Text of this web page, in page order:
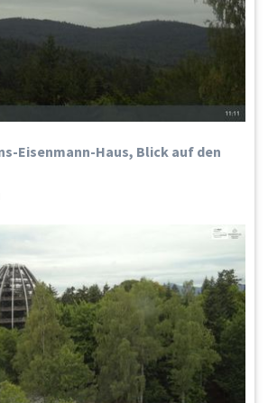
Eisenmann-Haus, Blick auf den